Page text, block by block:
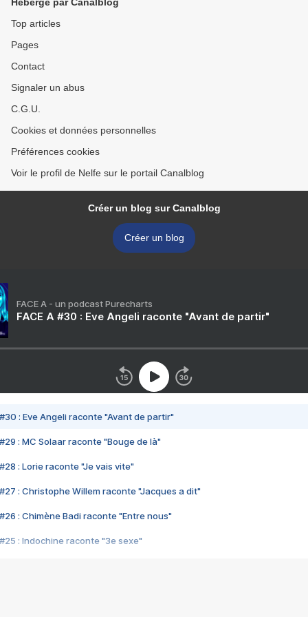
Top articles
Pages
Contact
Signaler un abus
C.G.U.
Cookies et données personnelles
Préférences cookies
Voir le profil de Nelfe sur le portail Canalblog
Créer un blog sur Canalblog
Créer un blog
FACE A - un podcast Purecharts
FACE A #30 : Eve Angeli raconte "Avant de partir"
#30 : Eve Angeli raconte "Avant de partir"
#29 : MC Solaar raconte "Bouge de là"
#28 : Lorie raconte "Je vais vite"
#27 : Christophe Willem raconte "Jacques a dit"
#26 : Chimène Badi raconte "Entre nous"
#25 : Indochine raconte "3e sexe"